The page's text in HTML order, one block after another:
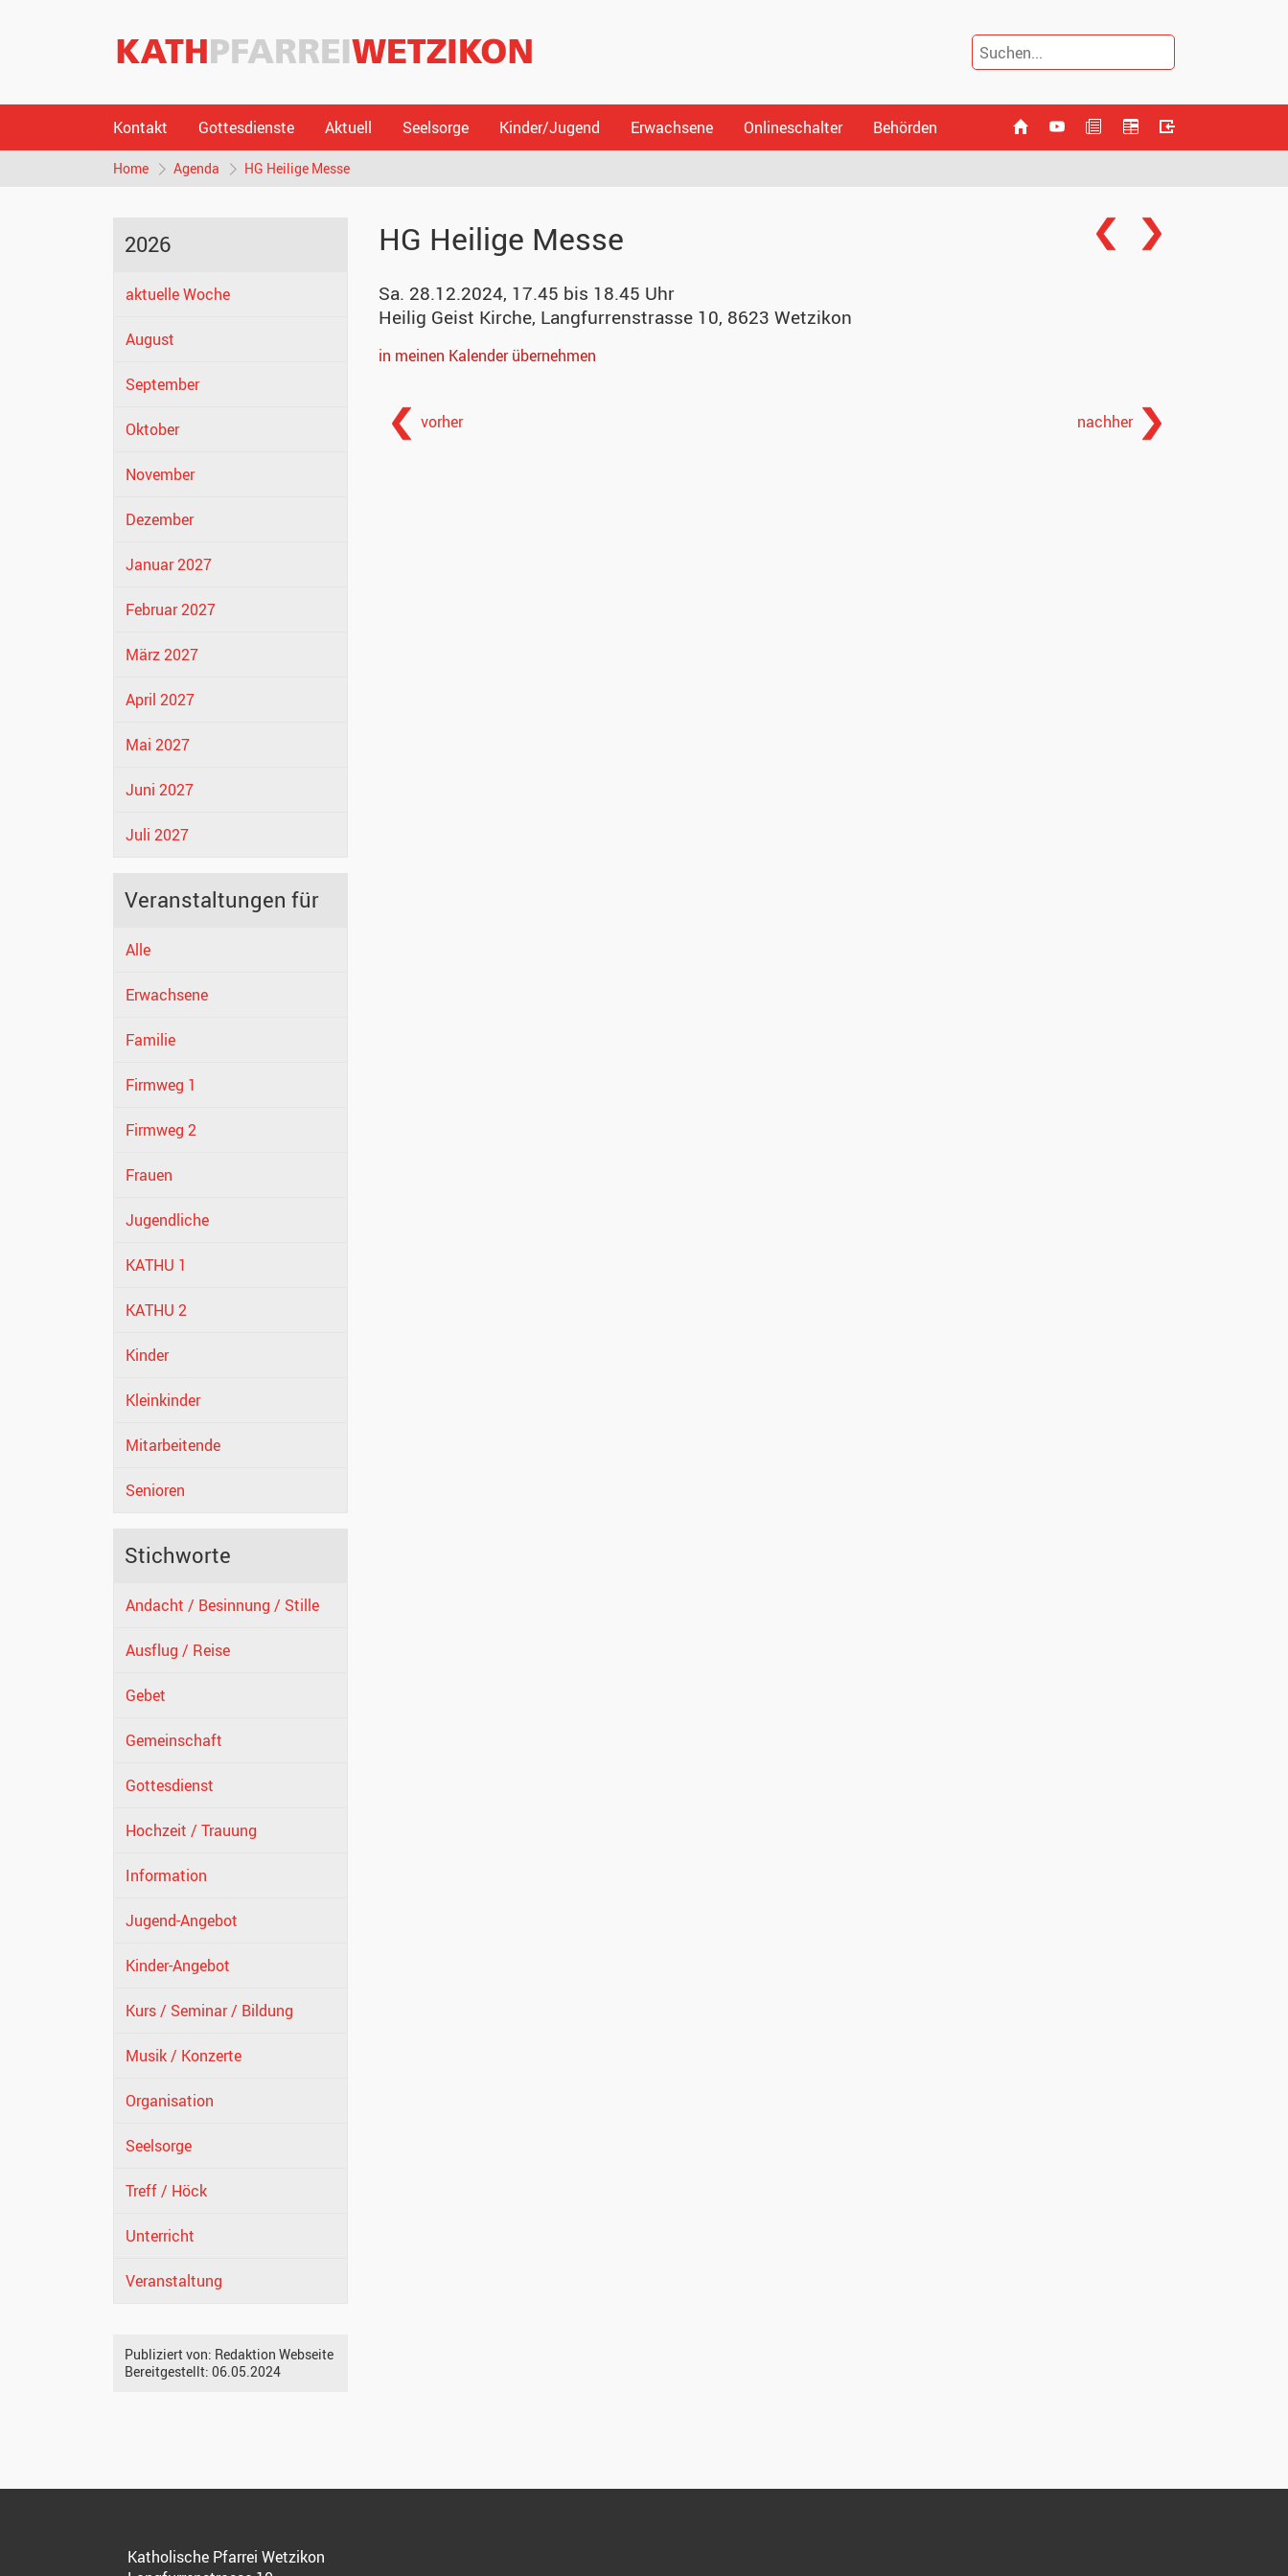
Kontakt Gottesdienste Aktuell Seelsorge Kinder/Jugend Erwachsene Onlineschalter Behörden
Home Agenda HG Heilige Messe
2026
aktuelle Woche
August
September
Oktober
November
Dezember
Januar 2027
Februar 2027
März 2027
April 2027
Mai 2027
Juni 2027
Juli 2027
Veranstaltungen für
Alle
Erwachsene
Familie
Firmweg 1
Firmweg 2
Frauen
Jugendliche
KATHU 1
KATHU 2
Kinder
Kleinkinder
Mitarbeitende
Senioren
Stichworte
Andacht / Besinnung / Stille
Ausflug / Reise
Gebet
Gemeinschaft
Gottesdienst
Hochzeit / Trauung
Information
Jugend-Angebot
Kinder-Angebot
Kurs / Seminar / Bildung
Musik / Konzerte
Organisation
Seelsorge
Treff / Höck
Unterricht
Veranstaltung
Publiziert von: Redaktion Webseite
Bereitgestellt: 06.05.2024
HG Heilige Messe
Sa. 28.12.2024, 17.45 bis 18.45 Uhr
Heilig Geist Kirche, Langfurrenstrasse 10, 8623 Wetzikon
in meinen Kalender übernehmen
vorher nachher
Katholische Pfarrei Wetzikon